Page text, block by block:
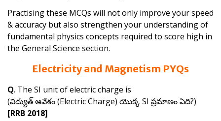
Practising these MCQs will not only improve your speed
& accuracy but also strengthen your understanding of
fundamental physics concepts required to score high in
the General Science section.
Electricity and Magnetism PYQs
Q. The SI unit of electric charge is
(విద్యుత్ ఆవేశం (Electric Charge) యొక్క SI ప్రమాణం ఏది?)
[RRB 2018]